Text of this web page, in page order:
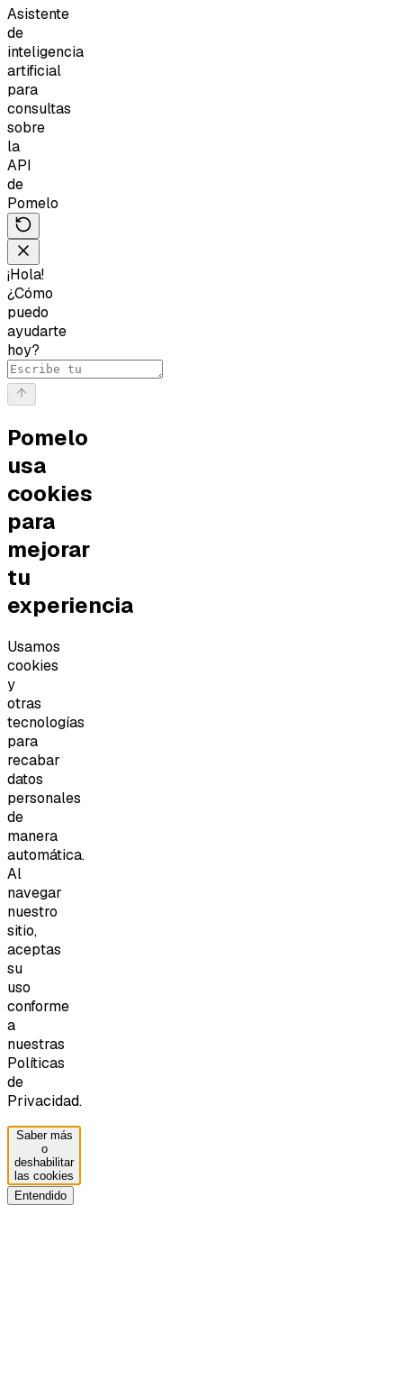
Asistente
de
inteligencia
artificial
para
consultas
sobre
la
API
de
Pomelo
¡Hola!
¿Cómo
puedo
ayudarte
hoy?
Pomelo
usa
cookies
para
mejorar
tu
experiencia
Usamos
cookies
y
otras
tecnologías
para
recabar
datos
personales
de
manera
automática.
Al
navegar
nuestro
sitio,
aceptas
su
uso
conforme
a
nuestras
Políticas
de
Privacidad.
Saber más
o
deshabilitar
las cookies
Entendido